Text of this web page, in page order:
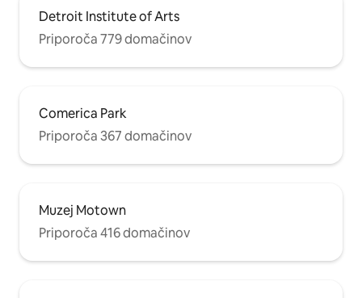
Detroit Institute of Arts
Priporoča 779 domačinov
Comerica Park
Priporoča 367 domačinov
Muzej Motown
Priporoča 416 domačinov